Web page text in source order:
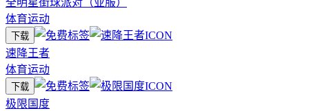
全明星街球派对（亚服）
体育运动
下载
速降王者
体育运动
下载
极限国度